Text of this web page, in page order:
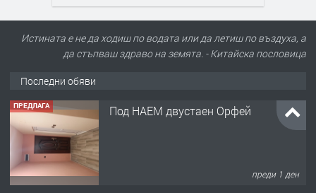
Истината е не да ходиш по водата или да летиш по въздуха, а
да стъпваш здраво на земята. - Китайскa пословицa
Последни обяви
ПРЕДЛАГА Под НАЕМ двустаен Орфей
преди 1 ден